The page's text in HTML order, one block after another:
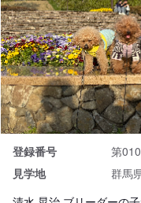
登録番号
第
見学地
群馬